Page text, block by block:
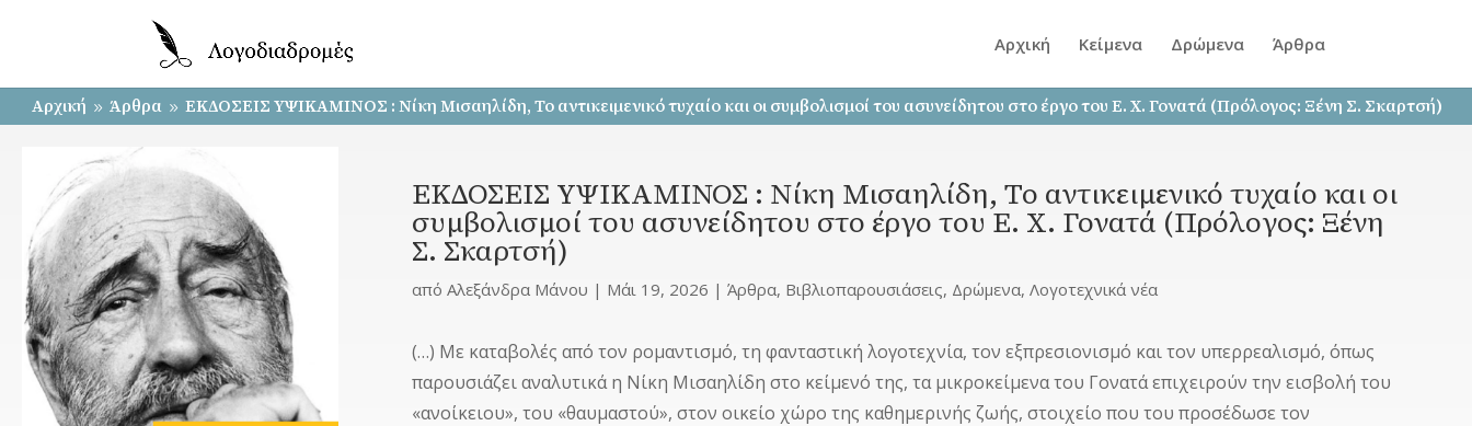
Αρχική Κείμενα Δρώμενα Άρθρα
Αρχική 9 Άρθρα 9 ΕΚΔΟΣΕΙΣ ΥΨΙΚΑΜΙΝΟΣ : Νίκη Μισαηλίδη, Το αντικειμενικό τυχαίο και οι συμβολισμοί του ασυνείδητου στο έργο του Ε. Χ. Γονατά (Πρόλογος: Ξένη Σ. Σκαρτσή)
ΕΚΔΟΣΕΙΣ ΥΨΙΚΑΜΙΝΟΣ : Νίκη Μισαηλίδη, Το αντικειμενικό τυχαίο και οι
συμβολισμοί του ασυνείδητου στο έργο του Ε. Χ. Γονατά (Πρόλογος: Ξένη
Σ. Σκαρτσή)
απόΑλεξάνδρα Μάνου | Μάι 19, 2026 |Άρθρα, Βιβλιοπαρουσιάσεις, Δρώμενα,Λογοτεχνικά νέα
(…) Με καταβολές από τον ρομαντισμό, τη φανταστική λογοτεχνία, τον εξπρεσιονισμό και τον υπερρεαλισμό, όπως
παρουσιάζει αναλυτικά η Νίκη Μισαηλίδη στο κείμενό της, τα μικροκείμενα του Γονατά επιχειρούν την εισβολή του
«ανοίκειου», του «θαυμαστού», στον οικείο χώρο της καθημερινής ζωής, στοιχείο που του προσέδωσε τον